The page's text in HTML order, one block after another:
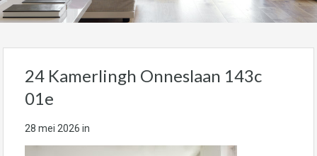
24 Kamerlingh Onneslaan 143c
01e
28 mei 2026 in